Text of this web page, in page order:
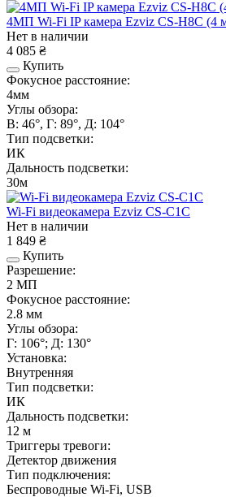
4МП Wi-Fi IP камера Ezviz CS-H8C (4
Нет в наличии
4 085 ₴
Купить
Фокусное расстояние:
4мм
Углы обзора:
В: 46°, Г: 89°, Д: 104°
Тип подсветки:
ИК
Дальность подсветки:
30м
Wi-Fi видеокамера Ezviz CS-C1C
Нет в наличии
1 849 ₴
Купить
Разрешение:
2 МП
Фокусное расстояние:
2.8 мм
Углы обзора:
Г: 106°; Д: 130°
Установка:
Внутренняя
Тип подсветки:
ИК
Дальность подсветки:
12 м
Триггеры тревоги:
Детектор движения
Тип подключения:
Беспроводные Wi-Fi, USB